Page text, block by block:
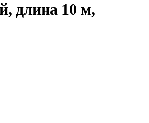
длина 10 м,